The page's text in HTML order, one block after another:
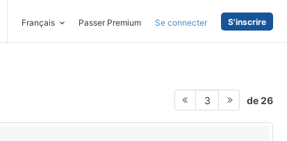
Français Passer Premium Se connecter S'inscrire
3 de 26